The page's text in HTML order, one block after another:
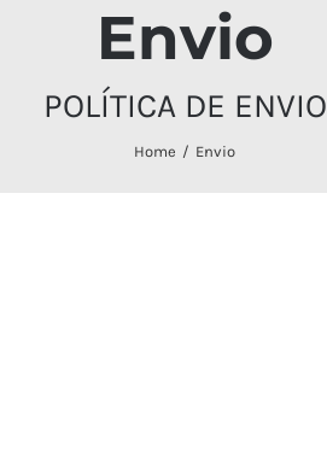
Envio
POLÍTICA DE ENVIO
Home Envio